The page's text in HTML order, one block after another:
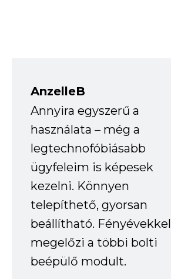
AnzelleB
Annyira egyszerű a
használata – még a
legtechnofóbiásabb
ügyfeleim is képesek
kezelni. Könnyen
telepíthető, gyorsan
beállítható. Fényévekkel
megelőzi a többi bolti
beépülő modult.